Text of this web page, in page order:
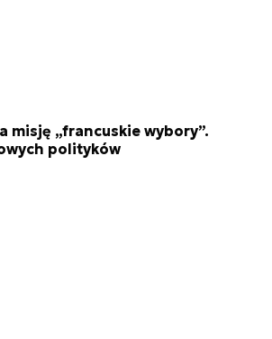
misję „francuskie wybory”.
polityków